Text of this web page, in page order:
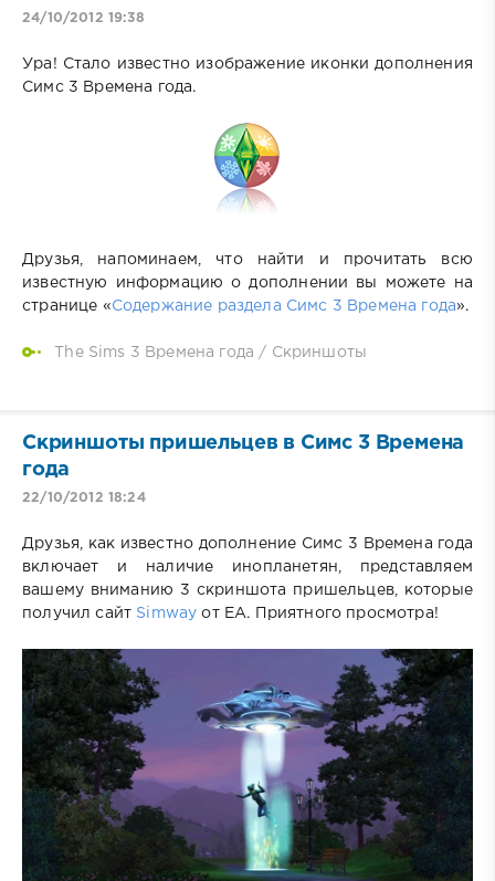
24/10/2012 19:38
Ура! Стало известно изображение иконки дополнения
Симс 3 Времена года.
Друзья, напоминаем, что найти и прочитать всю
известную информацию о дополнении вы можете на
странице «Содержание раздела Симс 3 Времена года».
The Sims 3 Времена года / Скриншоты
Скриншоты пришельцев в Симс 3 Времена
года
22/10/2012 18:24
Друзья, как известно дополнение Симс 3 Времена года
включает и наличие инопланетян, представляем
вашему вниманию 3 скриншота пришельцев, которые
получил сайт Simway от ЕА. Приятного просмотра!